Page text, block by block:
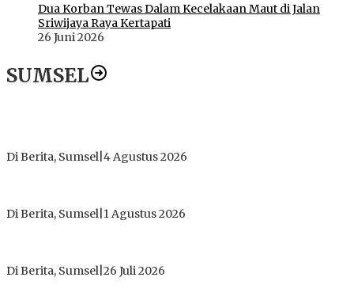
Dua Korban Tewas Dalam Kecelakaan Maut di Jalan
Sriwijaya Raya Kertapati
26 Juni 2026
SUMSEL
Di Berita, Sumsel 4 Agustus 2026
Di Berita, Sumsel 1 Agustus 2026
Di Berita, Sumsel 26 Juli 2026